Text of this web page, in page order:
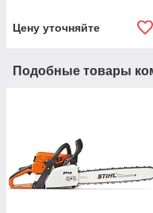
Цену уточняйте
Подобные товары